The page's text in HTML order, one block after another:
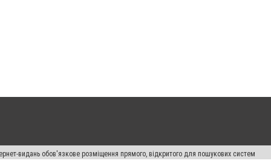
видань обов'язкове розміщення прямого, відкритого для пошукових систем